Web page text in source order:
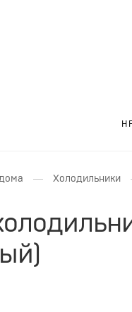
— Холодильники